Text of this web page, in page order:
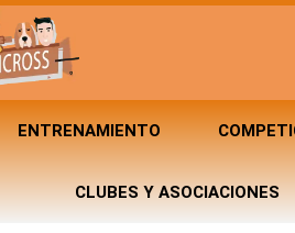
ENTRENAMIENTO
CLUBES Y ASOCIACIONES